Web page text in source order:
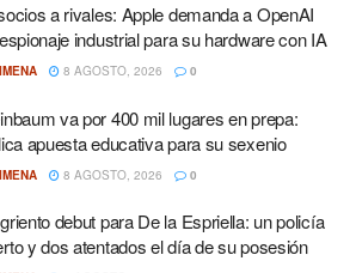
a rivales: Apple demanda a OpenAI
industrial para su hardware con IA
8 AGOSTO, 2026 0
va por 400 mil lugares en prepa:
apuesta educativa para su sexenio
8 AGOSTO, 2026 0
debut para De la Espriella: un policía
y dos atentados el día de su posesión